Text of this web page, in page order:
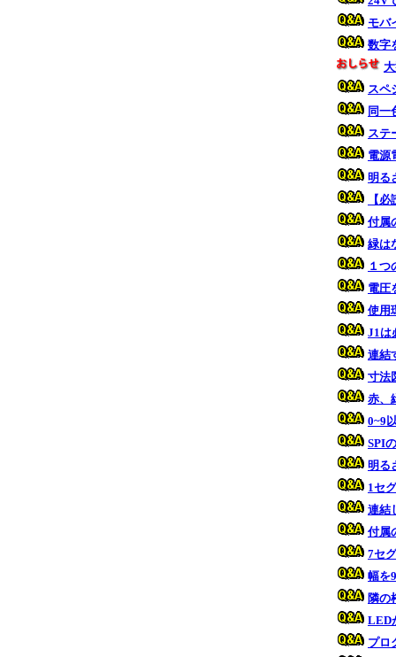
モバ
数字
スペ
同一
ステ
電源
明る
【
付属
緑は
１つ
電圧
使用
J1は
連結
寸法
赤、
0~9
SPI
明る
1セ
連結
付属
7セ
幅を
隣の
LED
プロ